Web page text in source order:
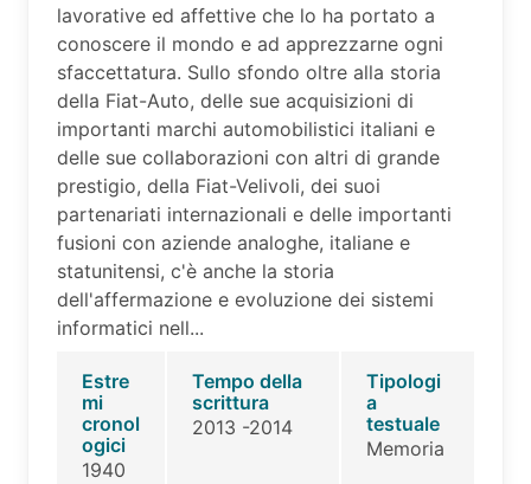
lavorative ed affettive che lo ha portato a
conoscere il mondo e ad apprezzarne ogni
sfaccettatura. Sullo sfondo oltre alla storia
della Fiat-Auto, delle sue acquisizioni di
importanti marchi automobilistici italiani e
delle sue collaborazioni con altri di grande
prestigio, della Fiat-Velivoli, dei suoi
partenariati internazionali e delle importanti
fusioni con aziende analoghe, italiane e
statunitensi, c'è anche la storia
dell'affermazione e evoluzione dei sistemi
informatici nell...
Estre
mi
cronol
ogici
1940
Tempo della
scrittura
2013 -2014
Tipologi
a
testuale
Memoria